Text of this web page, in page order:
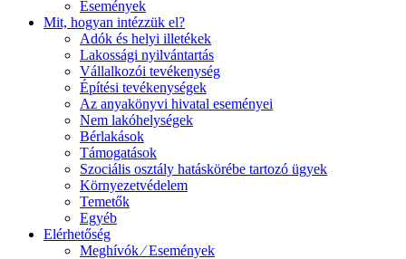
Események
Mit, hogyan intézzük el?
Adók és helyi illetékek
Lakossági nyilvántartás
Vállalkozói tevékenység
Építési tevékenységek
Az anyakönyvi hivatal eseményei
Nem lakóhelységek
Bérlakások
Támogatások
Szociális osztály hatáskörébe tartozó ügyek
Környezetvédelem
Temetők
Egyéb
Elérhetőség
Meghívók ⁄ Események